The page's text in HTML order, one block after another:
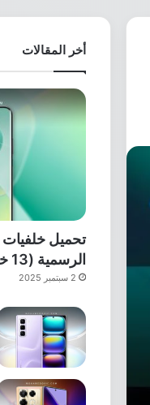
أخر المقالات
الرسمية (13 خلفية) عالية الدقة HD+
2 سبتمبر 2025